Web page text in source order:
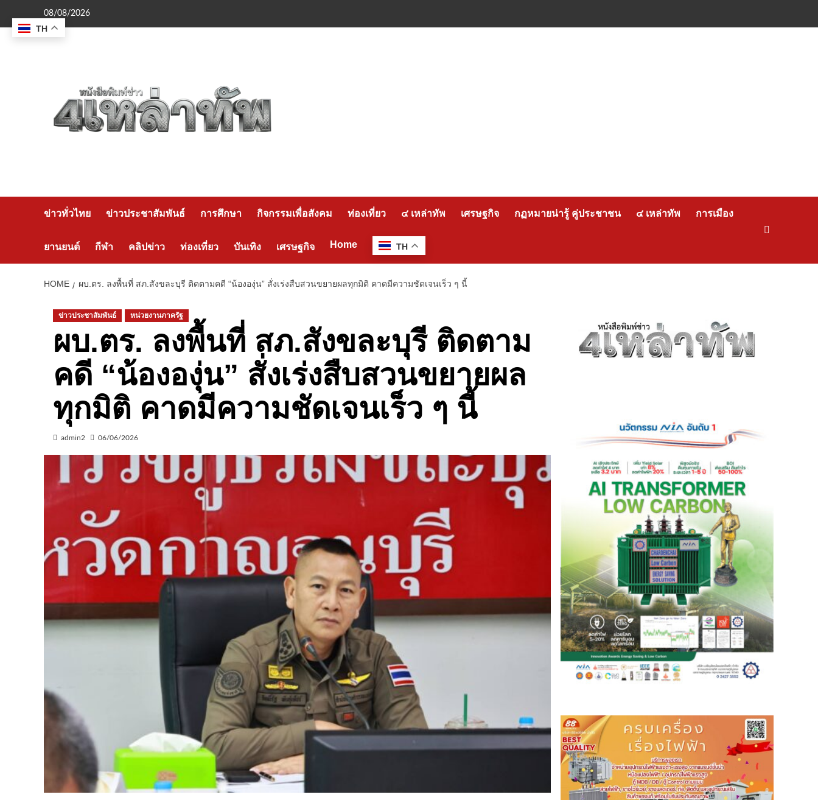
content
08/08/2026
ข่าวทั่วไทย ข่าวประชาสัมพันธ์ การศึกษา กิจกรรมเพื่อสังคม ท่องเที่ยว ๔ เหล่าทัพ เศรษฐกิจ กฏหมายน่ารู้ คู่ประชาชน ๔ เหล่าทัพ การเมือง
ยานยนต์ กีฬา คลิปข่าว ท่องเที่ยว บันเทิง เศรษฐกิจ Home TH
HOME ผบ.ตร. ลงพื้นที่ สภ.สังขละบุรี ติดตามคดี “น้ององุ่น” สั่งเร่งสืบสวนขยายผลทุกมิติ คาดมีความชัดเจนเร็ว ๆ นี้
ข่าวประชาสัมพันธ์ หน่วยงานภาครัฐ
ผบ.ตร. ลงพื้นที่ สภ.สังขละบุรี ติดตาม
คดี “น้ององุ่น” สั่งเร่งสืบสวนขยายผล
ทุกมิติ คาดมีความชัดเจนเร็ว ๆ นี้
admin2 06/06/2026
TH